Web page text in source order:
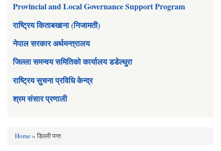
Provincial and Local Governance Support Program
राष्ट्रिय किताबखाना (निजामती)
नेपाल सरकार अर्थमन्त्रालय
जिल्ला समन्वय समितिको कार्यालय डडेल्धुरा
राष्ट्रिय सुचना प्रविधि केन्द्र
श्रम संसार प्रणाली
Home» डिल्ली पन्त